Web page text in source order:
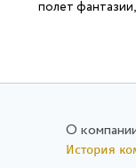
полет
О
История